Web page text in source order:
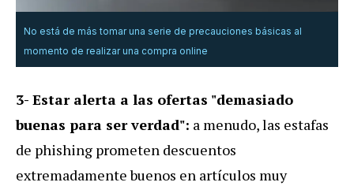
No está de más tomar una serie de precauciones básicas al
momento de realizar una compra online
3- Estar alerta a las ofertas "demasiado
buenas para ser verdad": a menudo, las estafas
de phishing prometen descuentos
extremadamente buenos en artículos muy